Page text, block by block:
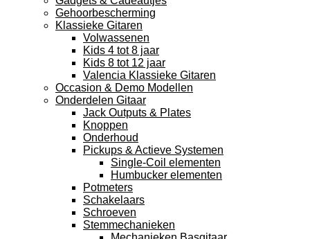
Gehoorbescherming
Klassieke Gitaren
Volwassenen
Kids 4 tot 8 jaar
Kids 8 tot 12 jaar
Valencia Klassieke Gitaren
Occasion & Demo Modellen
Onderdelen Gitaar
Jack Outputs & Plates
Knoppen
Onderhoud
Pickups & Actieve Systemen
Single-Coil elementen
Humbucker elementen
Potmeters
Schakelaars
Schroeven
Stemmechanieken